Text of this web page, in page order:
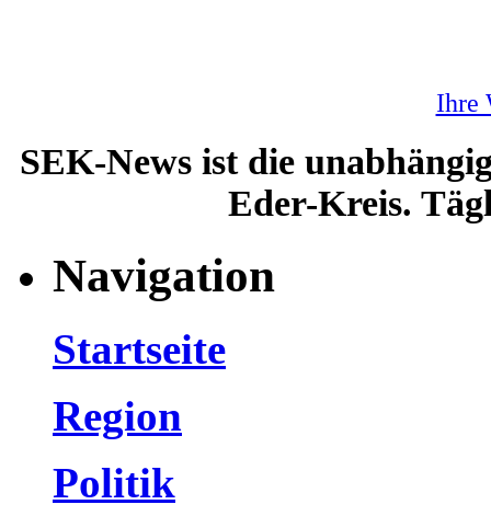
Ihre
SEK-News ist die
Eder-Kreis.
Navigation
Startseite
Region
Politik